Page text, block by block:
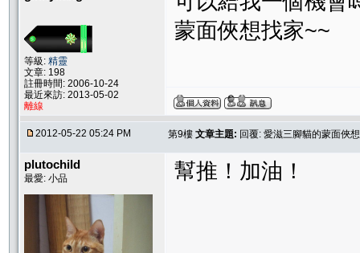
等級: 精靈
文章: 198
註冊時間: 2006-10-24
最近來訪: 2013-05-02
離線
蒙面俠想找家~~
2012-05-22 05:24 PM 第9樓 文章主題: 回覆: 愛滋三腳貓的蒙面俠
plutochild
最愛: 小品 幫推！加油！